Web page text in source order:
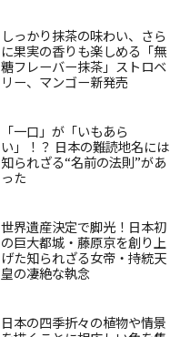
しっかり抹茶の味わい、さら
に果実の香りも楽しめる「無
糖フレーバー抹茶」ストロベ
リー、マンゴー新発売
「一口」が「いもあら
い」！？ 日本の難読地名には
知られざる“名前の法則”があ
った
世界遺産決定で脚光！日本初
の巨大都城・藤原京を創り上
げた知られざる女帝・持統天
皇の凄絶な執念
日本の四季折々の植物や情景